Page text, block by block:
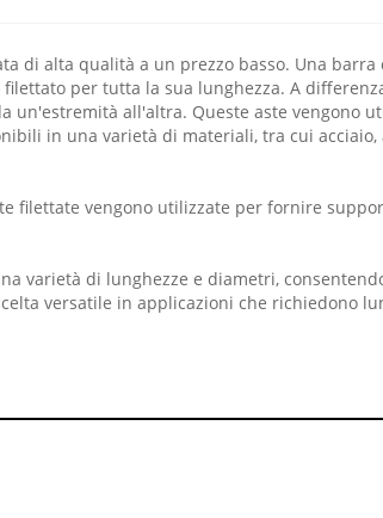
di alta qualità a un prezzo basso. Una
per tutta la sua lunghezza. A
all'altra. Queste aste vengono
in una varietà di materiali, tra cui
filettate vengono utilizzate per fornire
varietà di lunghezze e diametri,
versatile in applicazioni che richiedono